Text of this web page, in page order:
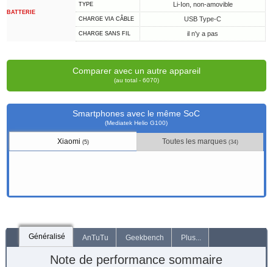
BATTERIE
TYPE Li-Ion, non-amovible
CHARGE VIA CÂBLE USB Type-C
CHARGE SANS FIL il n'y a pas
Comparer avec un autre appareil
(au total - 6070)
Smartphones avec le même SoC
(Mediatek Helio G100)
Xiaomi(5) Toutes les marques(34)
Généralisé AnTuTu Geekbench Plus...
Note de performance sommaire